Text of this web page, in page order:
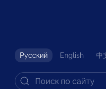
Русский English 中